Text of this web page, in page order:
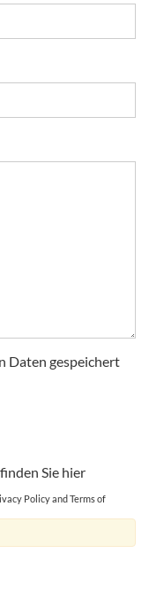
Daten gespeichert
Sie hier
PolicyandTerms of